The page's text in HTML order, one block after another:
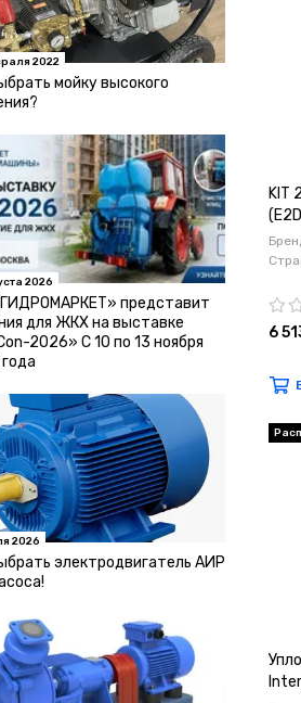
2022
мойку высокого
2026
представит
для ЖКХ на выставке
2026» С 10 по 13 ноября
2026
электродвигатель АИР
KIT
6